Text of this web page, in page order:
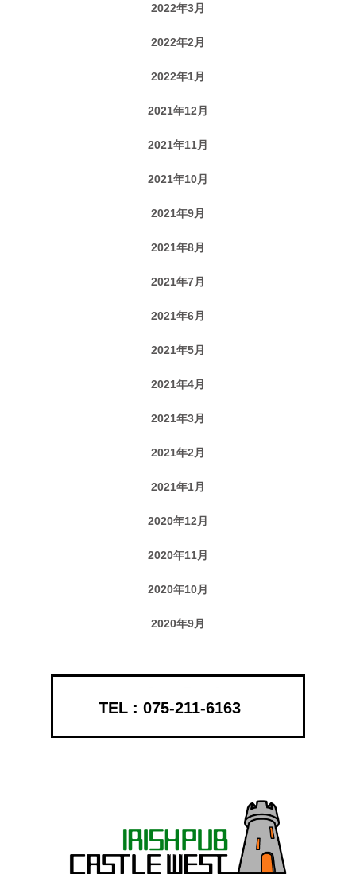
2022年3月
2022年2月
2022年1月
2021年12月
2021年11月
2021年10月
2021年9月
2021年8月
2021年7月
2021年6月
2021年5月
2021年4月
2021年3月
2021年2月
2021年1月
2020年12月
2020年11月
2020年10月
2020年9月
075-211-6163